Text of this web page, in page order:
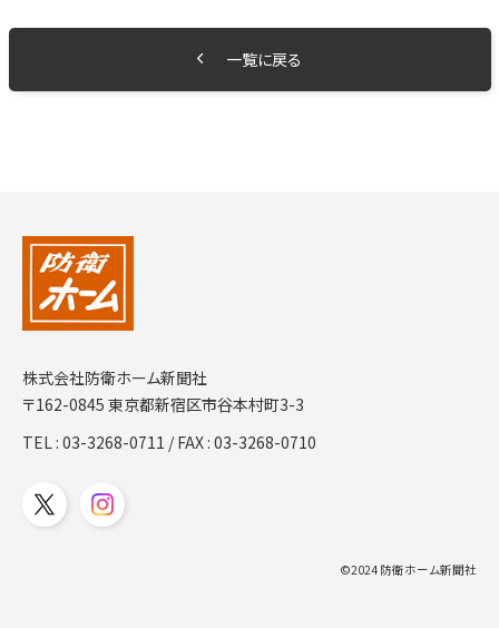
一覧に戻る
株式会社防衛ホーム新聞社
〒162-0845 東京都新宿区市谷本村町3-3
TEL :03-3268-0711 / FAX : 03-3268-0710
©2024 防衛ホーム新聞社